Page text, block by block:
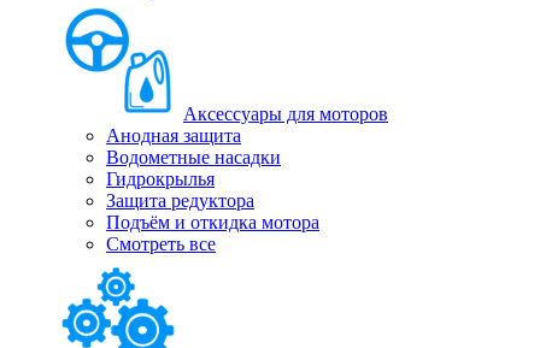
Аксессуары для моторов
Анодная защита
Водометные насадки
Гидрокрылья
Защита редуктора
Подъём и откидка мотора
Смотреть все